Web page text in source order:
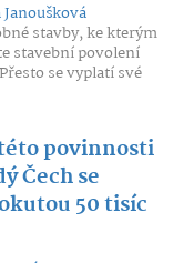
stavby, ke kterým
stavební povolení
se vyplatí své
povinnosti
Čech se
50 tisíc